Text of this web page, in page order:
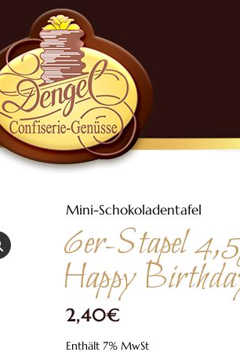
6er-Stapel
Happy
2,40€
Enthält 7% MwSt
Mini-Schokoladentafel